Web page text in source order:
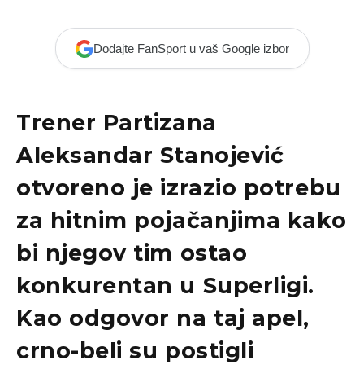
Dodajte FanSport u vaš Google izbor
Trener Partizana
Aleksandar Stanojević
otvoreno je izrazio potrebu
za hitnim pojačanjima kako
bi njegov tim ostao
konkurentan u Superligi.
Kao odgovor na taj apel,
crno-beli su postigli